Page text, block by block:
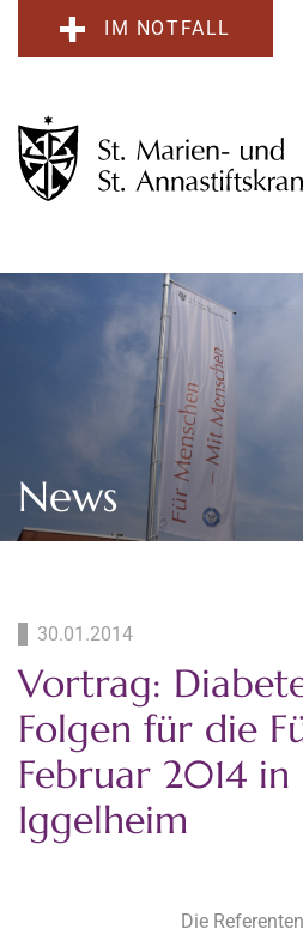
IM NOTFALL
News
30.01.2014
Vortrag:
Folgen für die
Februar 2014 in
Iggelheim
Die